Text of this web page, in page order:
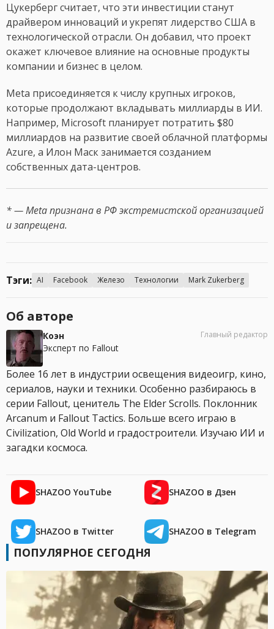
Цукерберг считает, что эти инвестиции станут
драйвером инноваций и укрепят лидерство США в
технологической отрасли. Он добавил, что проект
окажет ключевое влияние на основные продукты
компании и бизнес в целом.
Meta присоединяется к числу крупных игроков,
которые продолжают вкладывать миллиарды в ИИ.
Например, Microsoft планирует потратить $80
миллиардов на развитие своей облачной платформы
Azure, а Илон Маск занимается созданием
собственных дата-центров.
* — Meta признана в РФ экстремистской организацией
и запрещена.
Тэги: AI Facebook Железо Технологии Mark Zukerberg
Об авторе
Коэн
Эксперт по Fallout
Главный редактор
Более 16 лет в индустрии освещения видеоигр, кино,
сериалов, науки и техники. Особенно разбираюсь в
серии Fallout, ценитель The Elder Scrolls. Поклонник
Arcanum и Fallout Tactics. Больше всего играю в
Civilization, Old World и градостроители. Изучаю ИИ и
загадки космоса.
SHAZOO YouTube SHAZOO в Дзен
SHAZOO в Twitter SHAZOO в Telegram
ПОПУЛЯРНОЕ СЕГОДНЯ